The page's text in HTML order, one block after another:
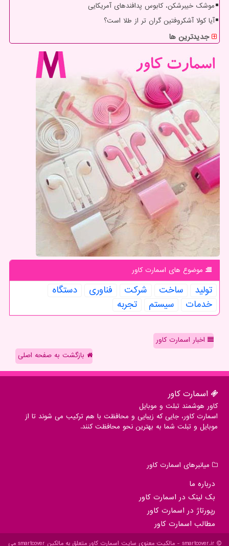
موشک خیبرشکن، کابوس پدافندهای آمریکایی
آیا کولا آشکروفتین گران تر از طلا است؟
جدیدترین ها
موضوع های اسمارت كاور
تولید ساخت شركت فناوری
دستگاه
خدمات
سیستم تجربه
اخبار اسمارت کاور
بازگشت به صفحه اصلی
اسمارت كاور
کاور هوشمند تبلت و موبایل
اسمارت کاور، جایی که زیبایی و محافظت با هم ترکیب می شوند تا از
موبایل و تبلت شما به بهترین نحو محافظت کنند.
میانبرهای اسمارت كاور
درباره ما
بک لینک در اسمارت كاور
رپورتاژ در اسمارت كاور
مطالب اسمارت كاور
smartcover.ir - مالکیت معنوی سایت اسمارت كاور متعلق به مالکین smartcover می